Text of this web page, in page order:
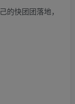
的快团团落地，